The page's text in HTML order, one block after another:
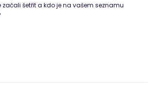
šetřit a kdo je na vašem seznamu